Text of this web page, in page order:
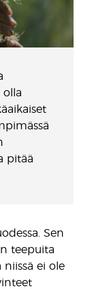
olla
pitää
Sen
teepuita
niissä ei ole